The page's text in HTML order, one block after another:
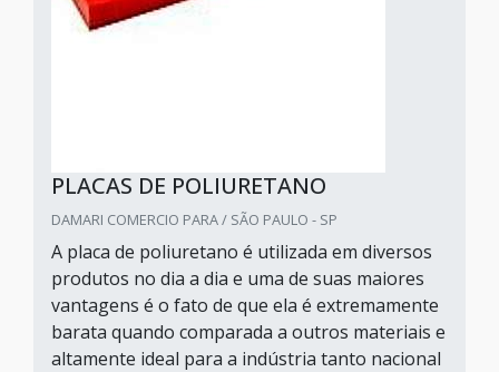
PLACAS DE POLIURETANO
DAMARI COMERCIO PARA / SÃO PAULO - SP
A placa de poliuretano é utilizada em diversos
produtos no dia a dia e uma de suas maiores
vantagens é o fato de que ela é extremamente
barata quando comparada a outros materiais e
altamente ideal para a indústria tanto nacional